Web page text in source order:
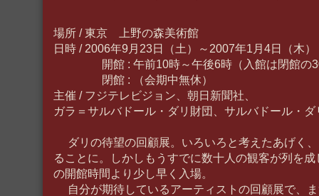
場所 / 東京 上野の森美術館
日時 / 2006年9月23日（土）～2007年1月4日（木）
開館 : 午前10時～午後6時（入館は閉館の30
閉館 : （会期中無休）
主催 / フジテレビジョン、朝日新聞社、
ガラ＝サルバドール・ダリ財団、サルバドール・ダ
ダリの待望の回顧展。いろいろと考えたあげく
ることに。しかしもうすでに数十人の観客が列を
の開館時間より少し早く入場。
自分が期待しているアーティストの回顧展で、